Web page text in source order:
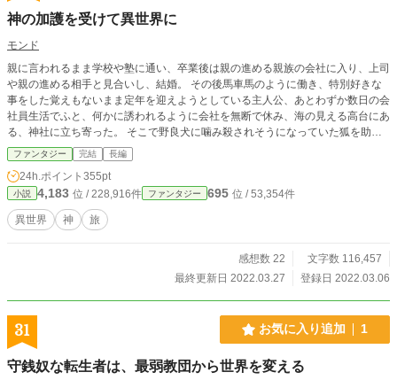
神の加護を受けて異世界に
モンド
親に言われるまま学校や塾に通い、卒業後は親の進める親族の会社に入り、上司
や親の進める相手と見合いし、結婚。 その後馬車馬のように働き、特別好きな
事をした覚えもないまま定年を迎えようとしている主人公、あとわずか数日の会
社員生活でふと、何かに誘われるように会社を無断で休み、海の見える高台にあ
る、神社に立ち寄った。 そこで野良犬に噛み殺されそうになっていた狐を助け
たがその際、野良犬に喉笛を噛み切られその命を終えてしまうがその時、神社か
ら不思議な光が放たれ新たな世界に生まれ変わる、そこでは自分の意思で何もか
もしなければ生きてはいけない厳しい世界しかし、生きているという実感に震え
る主人公が、力強く生きるながら信仰と奇跡にに導かれて神に至る物語。
ファンタジー 完結 長編
24h.ポイント 355pt
小説 4,183 位 / 228,916件 ファンタジー 695 位 / 53,354件
異世界 神 旅
感想数 22
文字数 116,457
最終更新日 2022.03.27
登録日 2022.03.06
31 お気に入り追加 1
守銭奴な転生者は、最弱教団から世界を変える